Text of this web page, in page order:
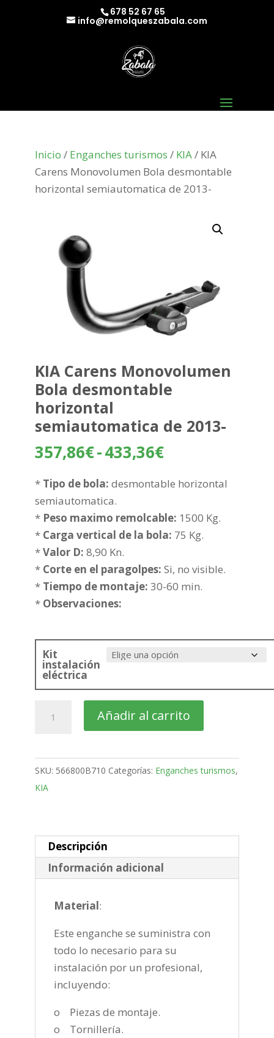
678 52 67 65
info@remolqueszabala.com
Inicio / Enganches turismos / KIA/ KIA
Carens Monovolumen Bola desmontable
horizontal semiautomatica de 2013-
KIA Carens Monovolumen
Bola desmontable
horizontal
semiautomatica de 2013-
357,86€-433,36€Rango
precios:
357,86€
hasta
* Tipo de bola: desmontable horizontal
semiautomatica.
* Peso maximo remolcable: 1500 Kg.
* Carga vertical de la bola: 75 Kg.
*Valor D: 8,90 Kn.
* Corte en el paragolpes: Si, no visible.
* Tiempo de montaje: 30-60 min.
* Observaciones:
Kit
instalación
eléctrica
Carens
Bola
desmontable
horizontal
2013-
cantidad
Añadir al carrito
SKU: 566800B710 Categorías: Enganches turismos,
KIA
Descripción
Información adicional
Material:
Este enganche se suministra con
todo lo necesario para su
instalación por un profesional,
incluyendo:
o Piezas de montaje.
o Tornillería.